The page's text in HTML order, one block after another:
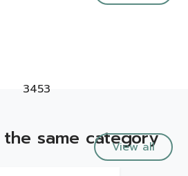
3453
same category
View all